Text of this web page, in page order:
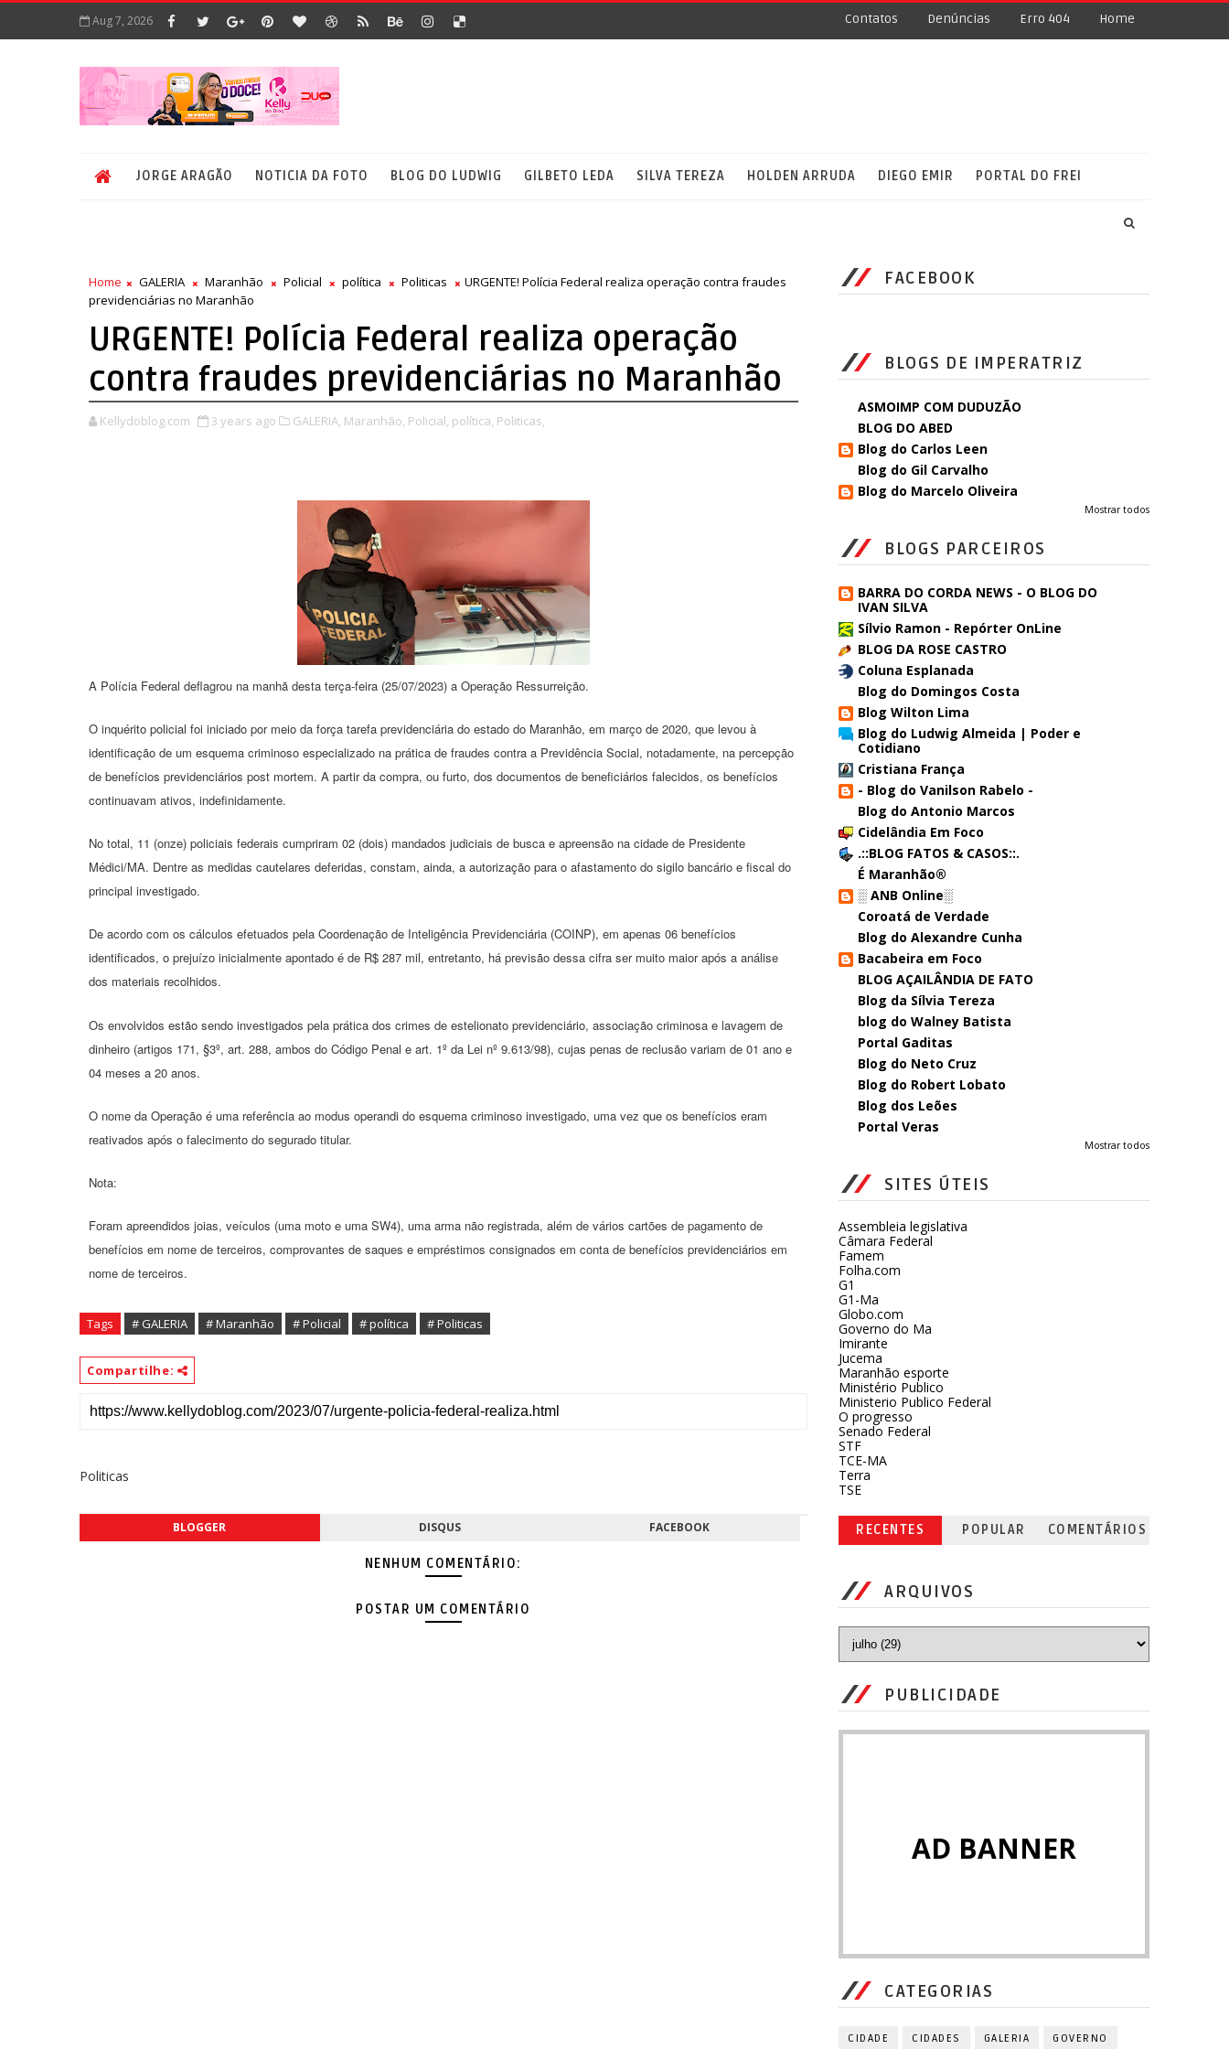
Aug 7, 2026 Contatos Denúncias Erro 404 Home
JORGE ARAGÃO NOTICIA DA FOTO BLOG DO LUDWIG GILBETO LEDA SILVA TEREZA HOLDEN ARRUDA DIEGO EMIR PORTAL DO FREI
Home GALERIA Maranhão Policial política Politicas
URGENTE! Polícia Federal realiza operação contra fraudes
previdenciárias no Maranhão
URGENTE! Polícia Federal realiza operação
contra fraudes previdenciárias no Maranhão
Kellydoblog.com 3 years ago GALERIA, Maranhão, Policial, política, Politicas,
A Polícia Federal deflagrou na manhã desta terça-feira (25/07/2023) a Operação Ressurreição.
O inquérito policial foi iniciado por meio da força tarefa previdenciária do estado do Maranhão, em março de 2020, que levou à
identificação de um esquema criminoso especializado na prática de fraudes contra a Previdência Social, notadamente, na percepção
de benefícios previdenciários post mortem. A partir da compra, ou furto, dos documentos de beneficiários falecidos, os benefícios
continuavam ativos, indefinidamente.
No total, 11 (onze) policiais federais cumpriram 02 (dois) mandados judiciais de busca e apreensão na cidade de Presidente
Médici/MA. Dentre as medidas cautelares deferidas, constam, ainda, a autorização para o afastamento do sigilo bancário e fiscal do
principal investigado.
De acordo com os cálculos efetuados pela Coordenação de Inteligência Previdenciária (COINP), em apenas 06 benefícios
identificados, o prejuízo inicialmente apontado é de R$ 287 mil, entretanto, há previsão dessa cifra ser muito maior após a análise
dos materiais recolhidos.
Os envolvidos estão sendo investigados pela prática dos crimes de estelionato previdenciário, associação criminosa e lavagem de
dinheiro (artigos 171, §3º, art. 288, ambos do Código Penal e art. 1º da Lei nº 9.613/98), cujas penas de reclusão variam de 01 ano e
04 meses a 20 anos.
O nome da Operação é uma referência ao modus operandi do esquema criminoso investigado, uma vez que os benefícios eram
reativados após o falecimento do segurado titular.
Nota:
Foram apreendidos joias, veículos (uma moto e uma SW4), uma arma não registrada, além de vários cartões de pagamento de
benefícios em nome de terceiros, comprovantes de saques e empréstimos consignados em conta de benefícios previdenciários em
nome de terceiros.
Tags # GALERIA # Maranhão # Policial # política # Politicas
Compartilhe:
Politicas
BLOGGER DISQUS FACEBOOK
NENHUM COMENTÁRIO:
POSTAR UM COMENTÁRIO
FACEBOOK
BLOGS DE IMPERATRIZ
ASMOIMP COM DUDUZÃO
BLOG DO ABED
Blog do Carlos Leen
Blog do Gil Carvalho
Blog do Marcelo Oliveira
Mostrar todos
BLOGS PARCEIROS
BARRA DO CORDA NEWS - O BLOG DO
IVAN SILVA
Sílvio Ramon - Repórter OnLine
BLOG DA ROSE CASTRO
Coluna Esplanada
Blog do Domingos Costa
Blog Wilton Lima
Blog do Ludwig Almeida | Poder e
Cotidiano
Cristiana França
- Blog do Vanilson Rabelo -
Blog do Antonio Marcos
Cidelândia Em Foco
.::BLOG FATOS & CASOS::.
É Maranhão®
░ ANB Online░
Coroatá de Verdade
Blog do Alexandre Cunha
Bacabeira em Foco
BLOG AÇAILÂNDIA DE FATO
Blog da Sílvia Tereza
blog do Walney Batista
Portal Gaditas
Blog do Neto Cruz
Blog do Robert Lobato
Blog dos Leões
Portal Veras
Mostrar todos
SITES ÚTEIS
Assembleia legislativa
Câmara Federal
Famem
Folha.com
G1
G1-Ma
Globo.com
Governo do Ma
Imirante
Jucema
Maranhão esporte
Ministério Publico
Ministerio Publico Federal
O progresso
Senado Federal
STF
TCE-MA
Terra
TSE
RECENTES POPULAR COMENTÁRIOS
ARQUIVOS
PUBLICIDADE
AD BANNER
CATEGORIAS
CIDADE CIDADES GALERIA GOVERNO